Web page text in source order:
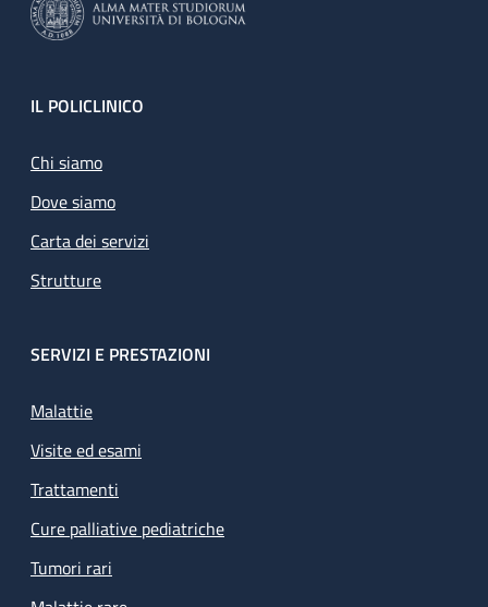
Footer
IL POLICLINICO
Chi siamo
Dove siamo
Carta dei servizi
Strutture
SERVIZI E PRESTAZIONI
Malattie
Visite ed esami
Trattamenti
Cure palliative pediatriche
Tumori rari